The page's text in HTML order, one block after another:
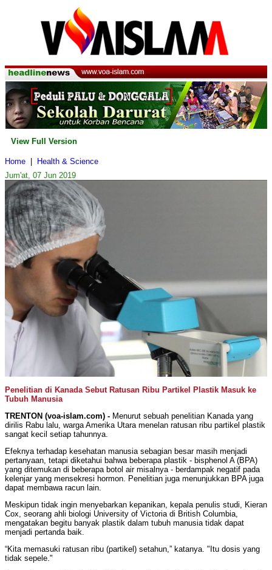
View Full Version
Home
Health & Science
Jum'at, 07 Jun 2019
Penelitian di Kanada Sebut Ratusan Ribu Partikel Plastik Masuk ke
Tubuh Manusia
TRENTON (voa-islam.com) - Menurut sebuah penelitian Kanada yang
dirilis Rabu lalu, warga Amerika Utara menelan ratusan ribu partikel plastik
sangat kecil setiap tahunnya.
Efeknya terhadap kesehatan manusia sebagian besar masih menjadi
pertanyaan, tetapi diketahui bahwa beberapa plastik - bisphenol A (BPA)
yang ditemukan di beberapa botol air misalnya - berdampak negatif pada
kelenjar yang mensekresi hormon. Penelitian juga menunjukkan BPA juga
dapat membawa racun lain.
Meskipun tidak ingin menyebarkan kepanikan, kepala penulis studi, Kieran
Cox, seorang ahli biologi University of Victoria di British Columbia,
mengatakan begitu banyak plastik dalam tubuh manusia tidak dapat
menjadi pertanda baik.
“Kita memasuki ratusan ribu (partikel) setahun,” katanya. "Itu dosis yang
tidak sepele."